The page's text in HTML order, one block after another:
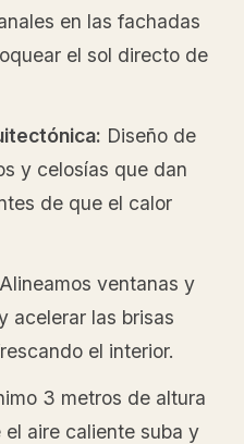
en las fachadas
el sol directo de
Diseño de
y celosías que dan
de que el calor
Alineamos ventanas y
acelerar las brisas
el interior.
3 metros de altura
aire caliente suba y